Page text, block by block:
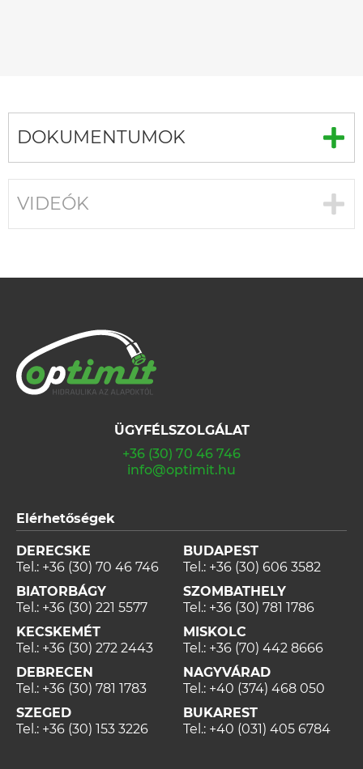
DOKUMENTUMOK
VIDEÓK
ÜGYFÉLSZOLGÁLAT
+36 (30) 70 46 746
info@optimit.hu
Elérhetőségek
DERECSKE
Tel.: +36 (30) 70 46 746
BIATORBÁGY
Tel.: +36 (30) 221 5577
KECSKEMÉT
Tel.: +36 (30) 272 2443
DEBRECEN
Tel.: +36 (30) 781 1783
SZEGED
Tel.: +36 (30) 153 3226
BUDAPEST
Tel.: +36 (30) 606 3582
SZOMBATHELY
Tel.: +36 (30) 781 1786
MISKOLC
Tel.: +36 (70) 442 8666
NAGYVÁRAD
Tel.: +40 (374) 468 050
BUKAREST
Tel.: +40 (031) 405 6784